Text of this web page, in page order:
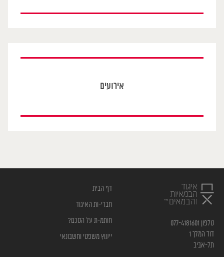
אירועים
טלפון 077-4181601
דוד המלך 1
תל-אביב
דף הבית
חברי-ות האיגוד
חותמ-ת על הסכם?
ייעוץ משפטי וחשבונאי